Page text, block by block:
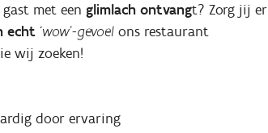
met een glimlach ontvangt? Zorg jij er
echt ‘wow’-gevoel ons restaurant
wij zoeken!
door ervaring